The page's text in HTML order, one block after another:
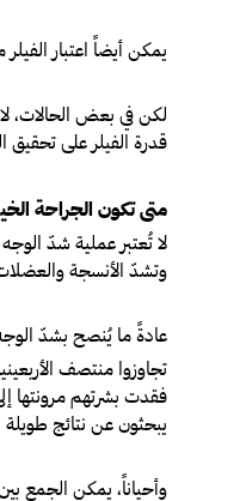
يمكن أيضاً اعتبار
لكن في بعض الحالات،
قدرة الفيلر على تحقيق
متى تكون الجراحة
وتشدّ الأنسجة
عادةً ما يُنصح بشدّ
تجاوزوا منتصف
فقدت بشرتهم مرونتها
يبحثون عن نتائج طويلة
وأحياناً، يمكن الجمع